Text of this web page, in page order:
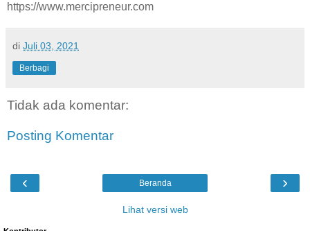
https://www.mercipreneur.com
di Juli 03, 2021
Berbagi
Tidak ada komentar:
Posting Komentar
‹ ›
Beranda
Lihat versi web